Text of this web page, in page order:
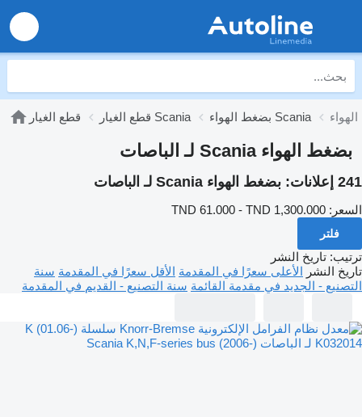
قطع الغيار قطع الغيار Scania بضغط الهواء Scania
بضغط الهواء Scania لـ الباصات
241 إعلانات: بضغط الهواء Scania لـ الباصات
السعر: TND 61.000 - TND 1,300.000
فلتر
ترتيب: تاريخ النشر
تاريخ النشر الأعلى سعرًا في المقدمة الأقل سعرًا في المقدمة سنة
التصنيع - الجديد في مقدمة القائمة سنة التصنيع - القديم في المقدمة